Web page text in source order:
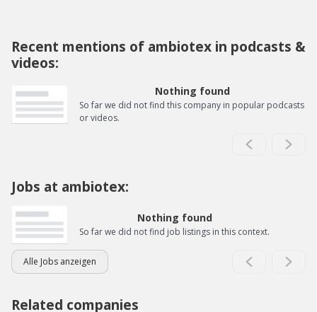
Recent mentions of ambiotex in podcasts &
videos:
Nothing found
So far we did not find this company in popular podcasts
or videos.
Jobs at ambiotex:
Nothing found
So far we did not find job listings in this context.
Alle Jobs anzeigen
Related companies